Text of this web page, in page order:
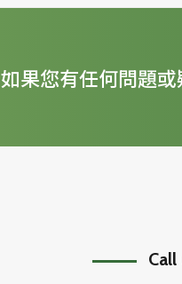
如果您有任何問題
Call